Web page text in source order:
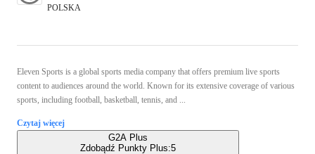
POLSKA
Eleven Sports is a global sports media company that offers premium live sports
content to audiences around the world. Known for its extensive coverage of various
sports, including football, basketball, tennis, and ...
Czytaj więcej
G2A Plus
Zdobądź Punkty Plus:5